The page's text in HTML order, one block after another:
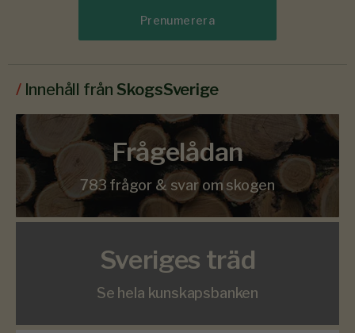
Prenumerera
/ Innehåll från SkogsSverige
Frågelådan
783 frågor & svar om skogen
Sveriges träd
Se hela kunskapsbanken